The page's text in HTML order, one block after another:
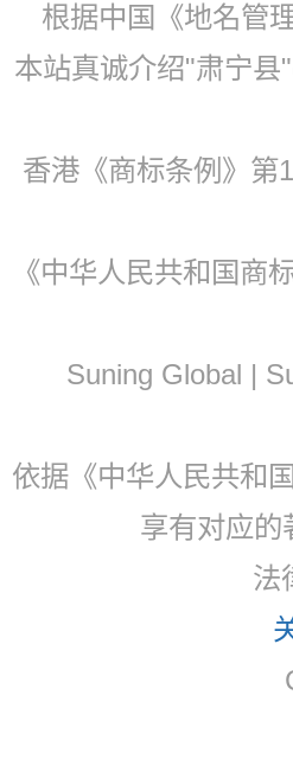
根据中国《地名管
本站真诚介绍"肃宁县
香港《商标条例》第
《中华人民共和国商
Suning Global |
依据《中华人民共和
享有对应的
法